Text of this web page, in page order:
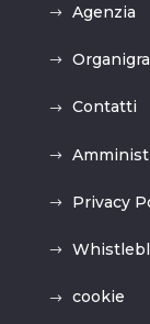
Agenzia
Contatti
Privacy
cookie